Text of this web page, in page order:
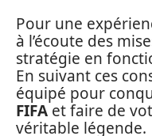
Pour une
à l’écoute des
stratégie en
En suivant ces
équipé pour
FIFA et faire de
véritable légende.